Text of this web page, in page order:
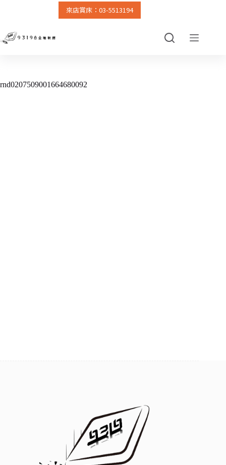
主
來店賞床：03-5513194
rnd0207509001664680092